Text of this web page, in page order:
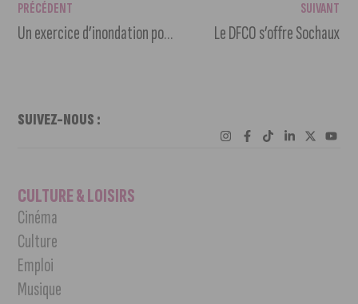
PRÉCÉDENT
Un exercice d’inondation pour tester la réaction du territoire
SUIVANT
Le DFCO s’offre Sochaux
SUIVEZ-NOUS :
CULTURE & LOISIRS
Cinéma
Culture
Emploi
Musique